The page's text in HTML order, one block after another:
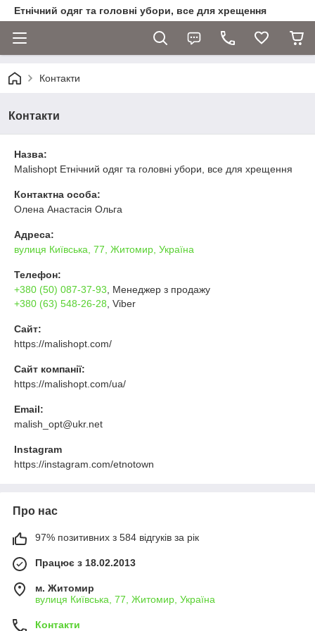
Етнічний одяг та головні убори, все для хрещення
Контакти
Контакти
Назва:
Malishopt Етнічний одяг та головні убори, все для хрещення
Контактна особа:
Олена Анастасія Ольга
Адреса:
вулиця Київська, 77, Житомир, Україна
Телефон:
+380 (50) 087-37-93 , Менеджер з продажу
+380 (63) 548-26-28 , Viber
Сайт:
https://malishopt.com/
Сайт компанії:
https://malishopt.com/ua/
Email:
malish_opt@ukr.net
Instagram
https://instagram.com/etnotown
Про нас
97% позитивних з 584 відгуків за рік
Працює з 18.02.2013
м. Житомир
вулиця Київська, 77, Житомир, Україна
Контакти